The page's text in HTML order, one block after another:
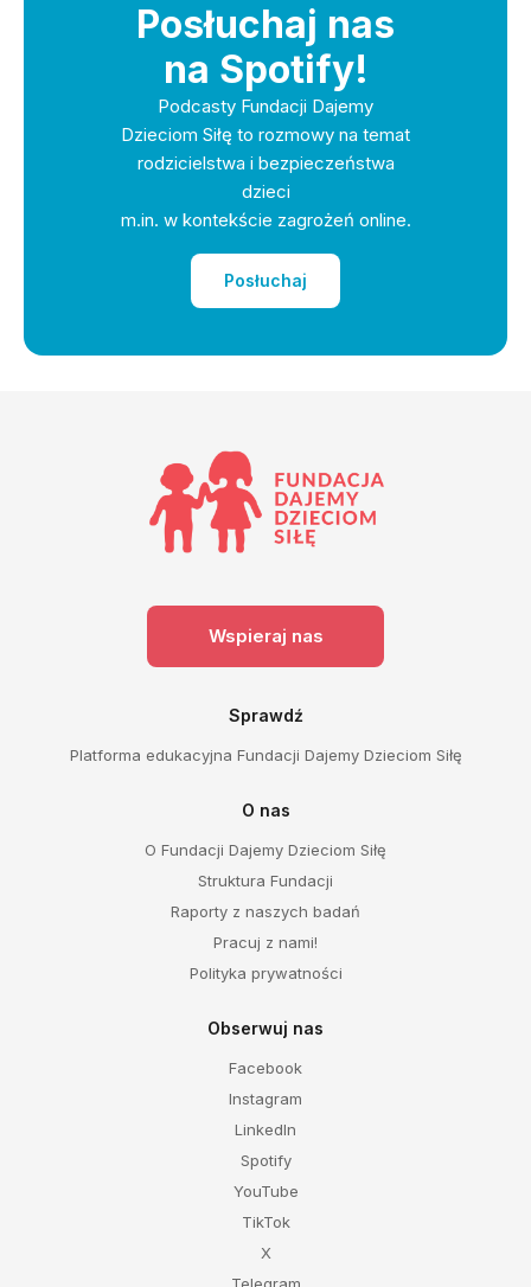
Posłuchaj nas
na Spotify!
Podcasty Fundacji Dajemy
Dzieciom Siłę to rozmowy na temat
rodzicielstwa i bezpieczeństwa
dzieci
m.in. w kontekście zagrożeń online.
Posłuchaj
Wspieraj nas
Sprawdź
Platforma edukacyjna Fundacji Dajemy Dzieciom Siłę
O nas
O Fundacji Dajemy Dzieciom Siłę
Struktura Fundacji
Raporty z naszych badań
Pracuj z nami!
Polityka prywatności
Obserwuj nas
Facebook
Instagram
LinkedIn
Spotify
YouTube
TikTok
X